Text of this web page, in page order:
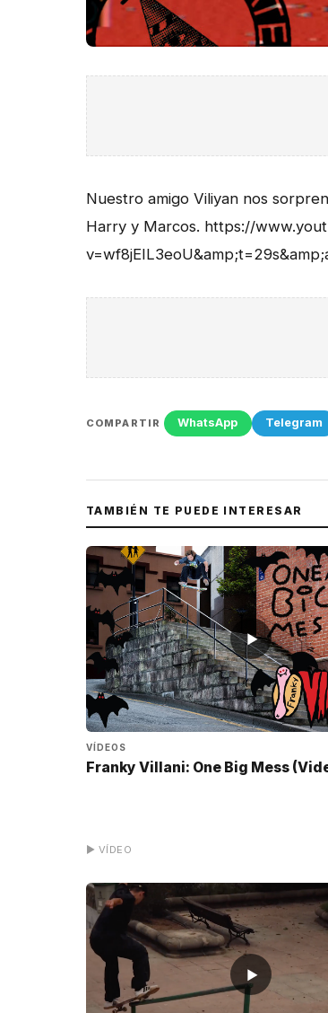
Nuestro amigo Viliyan nos
Harry y Marcos. https://
COMPARTIR WhatsApp Telegram
TAMBIÉN TE PUEDE INTERESAR
▶
VÍDEOS
Franky Villani: One Big Mess
▶ VÍDEO
▶